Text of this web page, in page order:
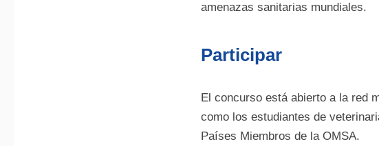
amenazas sanitarias mundiales.
Participar
El concurso está abierto a la red
como los estudiantes de
Países Miembros de la OMSA.